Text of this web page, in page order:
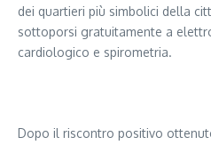
dei quartieri più simbolici della
sottoporsi gratuitamente a
cardiologico e spirometria.
Dopo il riscontro positivo